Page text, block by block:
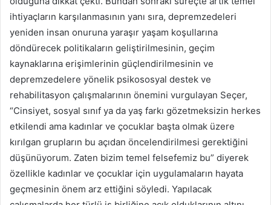
ihtiyaçların karşılanmasının yanı sıra, depremzedeleri
yeniden insan onuruna yaraşır yaşam koşullarına
döndürecek politikaların geliştirilmesinin, geçim
kaynaklarına erişimlerinin güçlendirilmesinin ve
depremzedelere yönelik psikososyal destek ve
rehabilitasyon çalışmalarının önemini vurgulayan Seçer,
“Cinsiyet, sosyal sınıf ya da yaş farkı gözetmeksizin herkes
etkilendi ama kadınlar ve çocuklar başta olmak üzere
kırılgan grupların bu açıdan öncelendirilmesi gerektiğini
düşünüyorum. Zaten bizim temel felsefemiz bu” diyerek
özellikle kadınlar ve çocuklar için uygulamaların hayata
geçmesinin önem arz ettiğini söyledi. Yapılacak